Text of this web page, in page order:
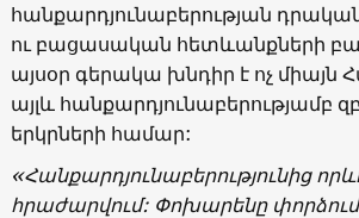
հանքարդյունաբերության
ու բացասական հետևանքների
այսօր գերակա խնդիր է ոչ միայն
այլև հանքարդյունաբերությամբ
երկրների համար:
«Հանքարդյունաբերությունից
հրաժարվում: Փոխարենը փորձում